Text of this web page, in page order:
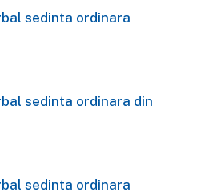
sedinta ordinara
sedinta ordinara din
sedinta ordinara